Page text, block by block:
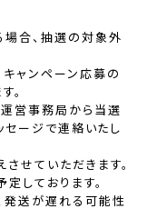
場合、抽選の対象外
ャンペーン応募の
。
運営事務局から当選
ージで連絡いたし
せていただきます。
しております。
発送が遅れる可能性